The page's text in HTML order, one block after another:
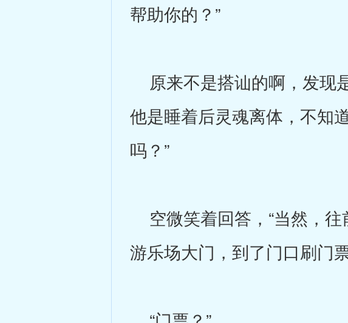
帮助你的？”
原来不是搭讪的啊，发现
他是睡着后灵魂离体，不知
吗？”
空微笑着回答，“当然，
游乐场大门，到了门口刷门